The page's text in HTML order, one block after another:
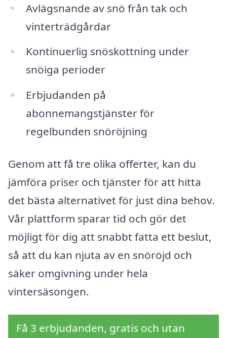
Avlägsnande av snö från tak och
vinterträdgårdar
Kontinuerlig snöskottning under
snöiga perioder
Erbjudanden på
abonnemangstjänster för
regelbunden snöröjning
Genom att få tre olika offerter, kan du
jämföra priser och tjänster för att hitta
det bästa alternativet för just dina behov.
Vår plattform sparar tid och gör det
möjligt för dig att snabbt fatta ett beslut,
så att du kan njuta av en snöröjd och
säker omgivning under hela
vintersäsongen.
Få 3 erbjudanden, gratis och utan